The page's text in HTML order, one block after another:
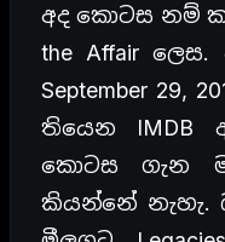
අද කොටස නම්
the Affair
September 29,
තියෙන IMDB
කොටස ගැන
කියන්නේ